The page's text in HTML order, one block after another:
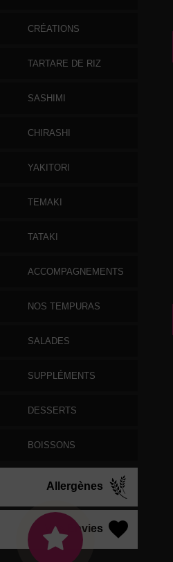
CRÉATIONS
TARTARE DE RIZ
SASHIMI
CHIRASHI
YAKITORI
TEMAKI
TATAKI
ACCOMPAGNEMENTS
NOS TEMPURAS
SALADES
SUPPLÉMENTS
DESSERTS
BOISSONS
Allergènes
Vos Envies